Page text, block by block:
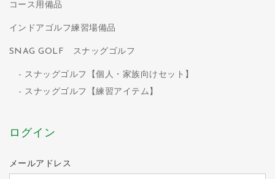
コース用備品
インドアゴルフ練習場備品
SNAG GOLF スナッグゴルフ
スナッグゴルフ【個人・家族向けセット】
スナッグゴルフ【練習アイテム】
ログイン
メールアドレス